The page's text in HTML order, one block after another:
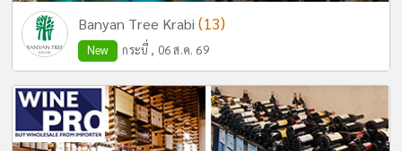
Banyan Tree Krabi(13)
New กระบี่ , 06 ส.ค. 69